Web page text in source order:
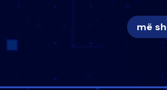
më